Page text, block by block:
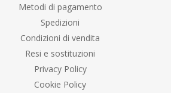
Metodi di pagamento
Spedizioni
Condizioni di vendita
Resi e sostituzioni
Privacy Policy
Cookie Policy